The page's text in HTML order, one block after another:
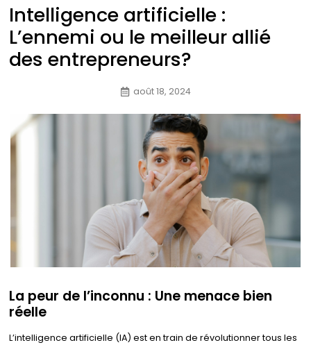
Intelligence artificielle :
L’ennemi ou le meilleur allié
des entrepreneurs?
août 18, 2024
La peur de l’inconnu : Une menace bien
réelle
L’intelligence artificielle (IA) est en train de révolutionner tous les